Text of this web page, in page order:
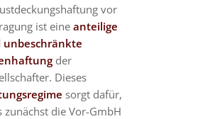
vor
ist eine anteilige
unbeschränkte
der
Dieses
sorgt dafür,
zunächst die Vor-GmbH